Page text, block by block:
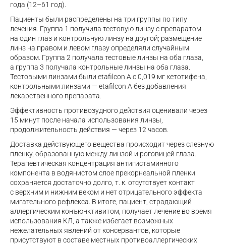
года (12–61 год).
Пациенты были распределены на три группы по типу
лечения. Группа 1 получила тестовую линзу с препаратом
на один глаз и контрольную линзу на другой; размещение
линз на правом и левом глазу определяли случайным
образом. Группа 2 получала тестовые линзы на оба глаза,
а группа 3 получала контрольные линзы на оба глаза.
Тестовыми линзами были etafilcon A с 0,019 мг кетотифена,
контрольными линзами — etafilcon A без добавления
лекарственного препарата.
Эффективность противозудного действия оценивали через
15 минут после начала использования линзы,
продолжительность действия — через 12 часов.
Доставка действующего вещества происходит через слезную
пленку, образованную между линзой и роговицей глаза.
Терапевтическая концентрация антигистаминного
компонента в водянистом слое прекорнеальной пленки
сохраняется достаточно долго, т. к. отсутствует контакт
с верхним и нижним веком и нет отрицательного эффекта
мигательного рефлекса. В итоге, пациент, страдающий
аллергическим конъюнктивитом, получает лечение во время
использования КЛ, а также избегает возможных
нежелательных явлений от консервантов, которые
присутствуют в составе местных противоаллергических